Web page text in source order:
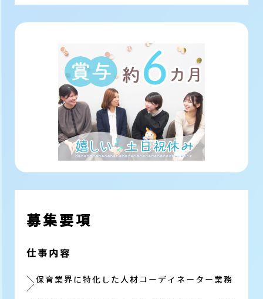
募集要項
仕事内容
＼保育業界に特化した人材コーディネーター業務
／